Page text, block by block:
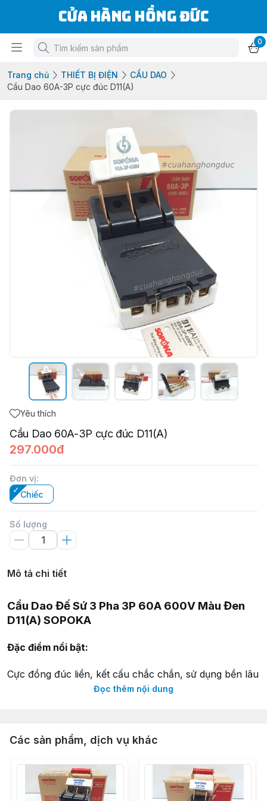
Cửa Hàng Hồng Đức
0
Trang chủ THIẾT BỊ ĐIỆN
CẦU DAO
Cầu Dao 60A-3P cực đúc D11(A)
Yêu thích
Cầu Dao 60A-3P cực đúc D11(A)
297.000đ
Đơn vị:
Chiếc
Số lượng
Mô tả chi tiết
Cầu Dao Đế Sứ 3 Pha 3P 60A 600V Màu Đen
D11(A) SOPOKA
Đặc điểm nổi bật:
Cực đồng đúc liền, kết cấu chắc chắn, sử dụng bền lâu
Có lò xo tăng lực kẹp, tiếp xúc tốt, chống đánh lửa
Màu sắc: Đen
Chất liệu: Sứ, nhựa ABS, và đồng
Đọc thêm nội dung
Các sản phẩm, dịch vụ khác